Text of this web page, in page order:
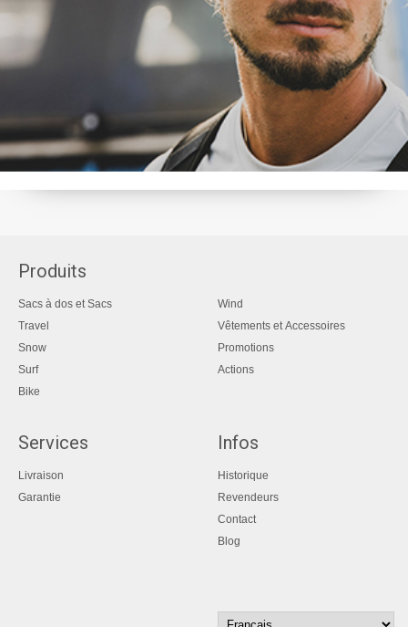
Produits
Sacs à dos et Sacs
Travel
Snow
Surf
Bike
Wind
Vêtements et Accessoires
Promotions
Actions
Services
Livraison
Garantie
Infos
Historique
Revendeurs
Contact
Blog